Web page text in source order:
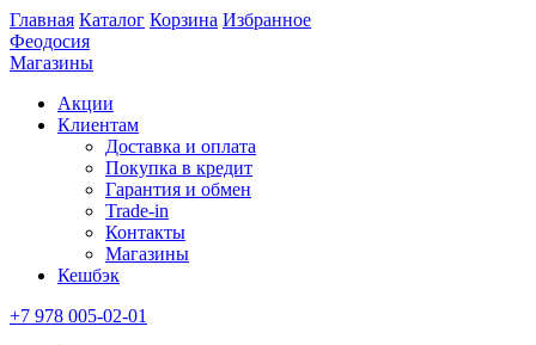
Главная Каталог Корзина Избранное
Феодосия
Магазины
Акции
Клиентам
Доставка и оплата
Покупка в кредит
Гарантия и обмен
Trade-in
Контакты
Магазины
Кешбэк
+7 978 005-02-01